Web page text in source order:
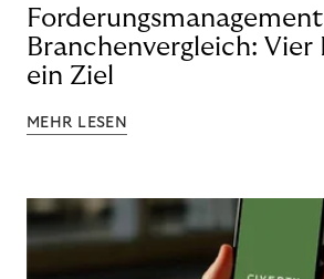
Branchenvergleich: Vier
ein Ziel
MEHR LESEN